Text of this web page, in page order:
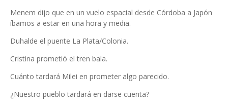
Menem dijo que en un vuelo espacial desde Córdoba a Japón
íbamos a estar en una hora y media.
Duhalde el puente La Plata/Colonia.
Cristina prometió el tren bala.
Cuánto tardará Milei en prometer algo parecido.
¿Nuestro pueblo tardará en darse cuenta?